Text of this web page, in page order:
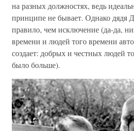
на разных должностях, ведь
принципе не бывает. Однако дядя
правило, чем исключение (да-да,
времени и людей того времени
создает: добрых и честных людей
было больше).